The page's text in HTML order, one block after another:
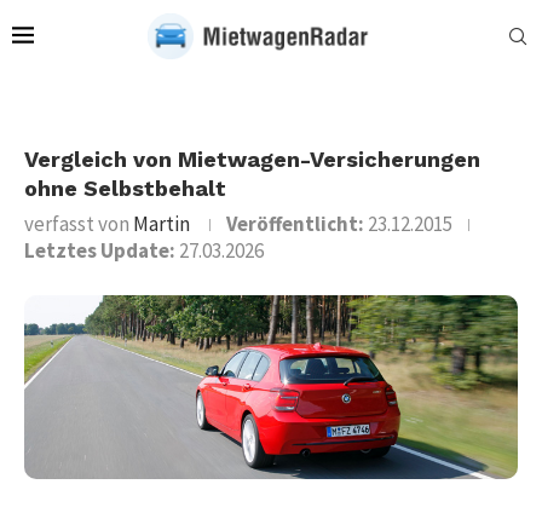
Vergleich von Mietwagen-Versicherungen
ohne Selbstbehalt
verfasst von Martin Veröffentlicht: 23.12.2015
Letztes Update: 27.03.2026